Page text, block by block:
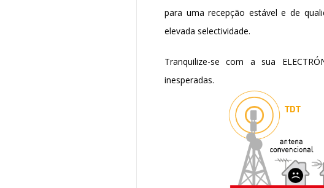
para uma recepção estável e de
elevada selectividade.
Tranquilize-se com a sua
inesperadas.